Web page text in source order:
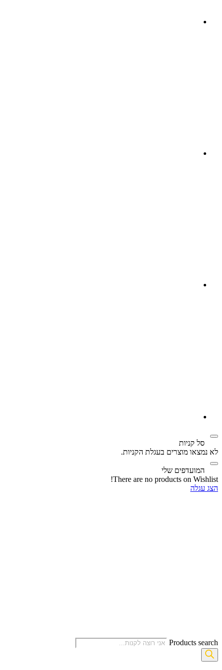
סל קניות‬
לא נמצאו מוצרים בעגלת הקניות.
המועדפים שלי
There are no products on Wishlist!
הצג עגלה
Products search